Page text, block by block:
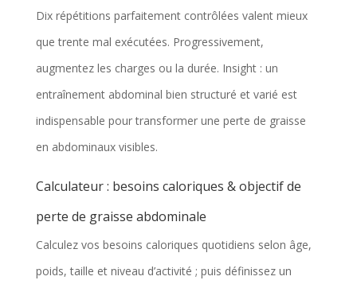
Dix répétitions parfaitement contrôlées valent mieux
que trente mal exécutées. Progressivement,
augmentez les charges ou la durée. Insight : un
entraînement abdominal bien structuré et varié est
indispensable pour transformer une perte de graisse
en abdominaux visibles.
Calculateur : besoins caloriques & objectif de
perte de graisse abdominale
Calculez vos besoins caloriques quotidiens selon âge,
poids, taille et niveau d’activité ; puis définissez un